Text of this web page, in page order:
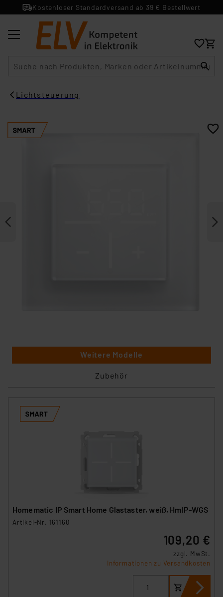
Kostenloser Standardversand ab 39 € Bestellwert
Lichtsteuerung
Weitere Modelle
Zubehör
Homematic IP Smart Home Glastaster, weiß, HmIP-WGS
Artikel-Nr. 161160
109,20 €
zzgl. MwSt.
Informationen zu Versandkosten